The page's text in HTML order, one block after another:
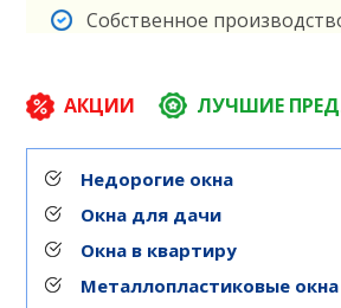
Собственное
АКЦИИ ЛУЧШИЕ
Недорогие окна
Окна для дачи
Окна в квартиру
Металлопластиковые окна